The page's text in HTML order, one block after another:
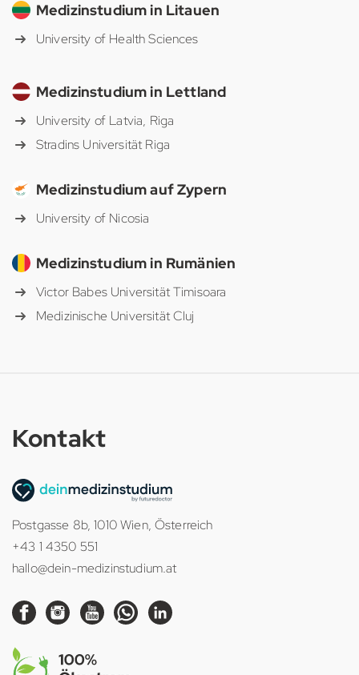
Medizinstudium in Litauen
University of Health Sciences
Medizinstudium in Lettland
University of Latvia, Riga
Stradins Universität Riga
Medizinstudium auf Zypern
University of Nicosia
Medizinstudium in Rumänien
Victor Babes Universität Timisoara
Medizinische Universität Cluj
Kontakt
Postgasse 8b, 1010 Wien, Österreich
+43 1 4350 551
hallo@dein-medizinstudium.at